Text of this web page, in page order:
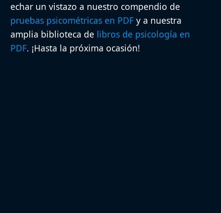
echar un vistazo a nuestro compendio de
pruebas psicométricas en PDF y a nuestra
amplia biblioteca de libros de psicología en
PDF. ¡Hasta la próxima ocasión!